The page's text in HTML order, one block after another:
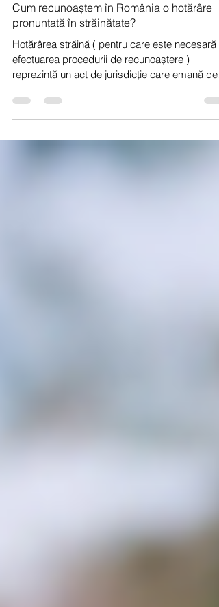
29 sept. 2021
2 min de citit
Cum recunoaștem în România o hotărâre
pronunțată în străinătate?
Hotărârea străină ( pentru care este necesară
efectuarea procedurii de recunoaștere )
reprezintă un act de jurisdicție care emană de